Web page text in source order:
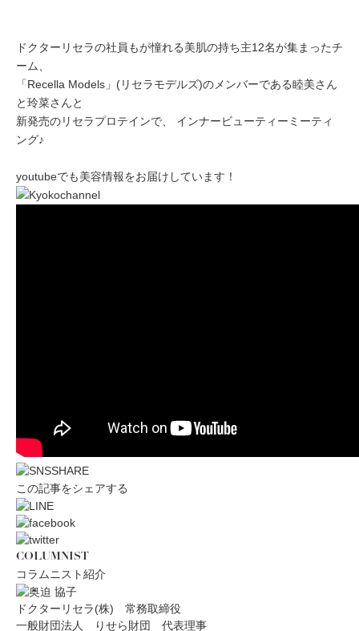
ドクターリセラの社員もが憧れる美肌の持ち主12名が集まったチ
ーム、
「Recella Models」(リセラモデルズ)のメンバーである睦美さん
と玲菜さんと
新発売のリセラプロテインで、 インナービューティーミーティ
ング♪
youtubeでも美容情報をお届けしています！
この記事をシェアする
COLUMNIST
コラムニスト紹介
ドクターリセラ(株) 常務取締役
一般財団法人 りせら財団 代表理事